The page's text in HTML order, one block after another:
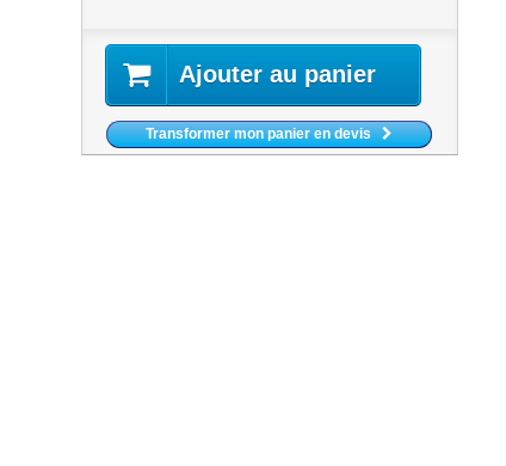
Ajouter au panier
Transformer mon panier en devis